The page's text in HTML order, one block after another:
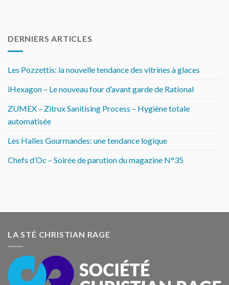
DERNIERS ARTICLES
Les Pozzettis: la nouvelle tendance des vitrines à glaces
iHexagon – Le nouveau four d’avant garde de Rational
ZUMEX – Zitrux Sanitising Process – Hygiène totale
automatisée
Les Halles Gourmandes: une tendance logique
Chefs d’Oc – Soirée de parution du magazine N°35
LA STÉ CHRISTIAN RAGE